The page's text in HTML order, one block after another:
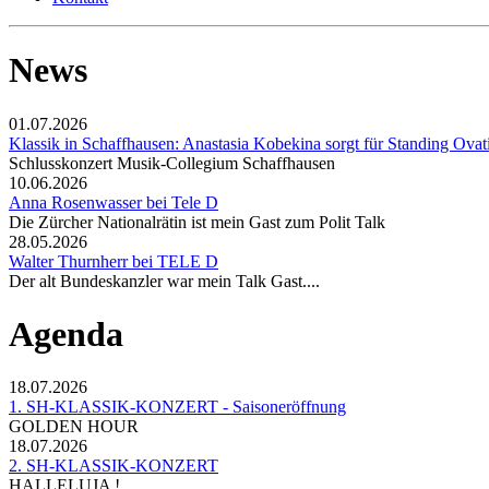
News
01.07.2026
Klassik in Schaffhausen: Anastasia Kobekina sorgt für Standing
Schlusskonzert Musik-Collegium Schaffhausen
10.06.2026
Anna Rosenwasser bei Tele D
Die Zürcher Nationalrätin ist mein Gast zum Polit Talk
28.05.2026
Walter Thurnherr bei TELE D
Der alt Bundeskanzler war mein Talk Gast....
Agenda
18.07.2026
1. SH-KLASSIK-KONZERT - Saisoneröffnung
GOLDEN HOUR
18.07.2026
2. SH-KLASSIK-KONZERT